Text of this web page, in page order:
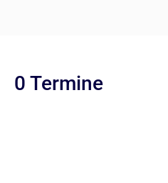
0 Termine